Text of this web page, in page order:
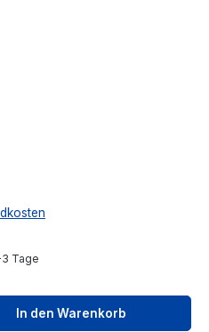
Tage
den
In den Warenkorb